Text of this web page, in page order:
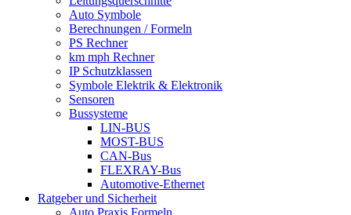
Auto Symbole
Berechnungen / Formeln
PS Rechner
km mph Rechner
IP Schutzklassen
Symbole Elektrik & Elektronik
Sensoren
Bussysteme
LIN-BUS
MOST-BUS
CAN-Bus
FLEXRAY-Bus
Automotive-Ethernet
Ratgeber und Sicherheit
Auto Praxis Formeln